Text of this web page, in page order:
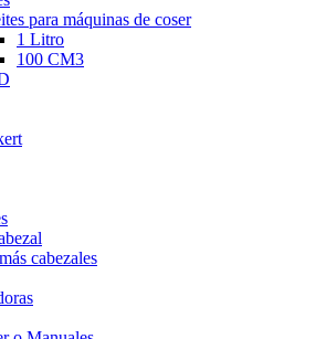
para máquinas de coser
1 Litro
100 CM3
cabezales